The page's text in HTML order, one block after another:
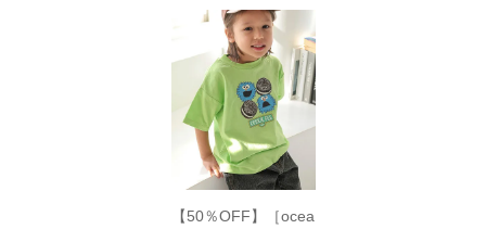
【50％OFF】［ocea